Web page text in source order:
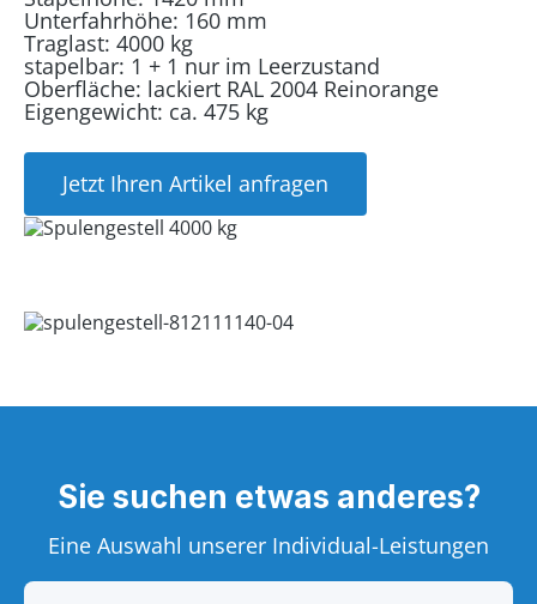
Unterfahrhöhe: 160 mm
Traglast: 4000 kg
stapelbar: 1 + 1 nur im Leerzustand
Oberfläche: lackiert RAL 2004 Reinorange
Eigengewicht: ca. 475 kg
Jetzt Ihren Artikel anfragen
Sie suchen etwas anderes?
Eine Auswahl unserer Individual-Leistungen